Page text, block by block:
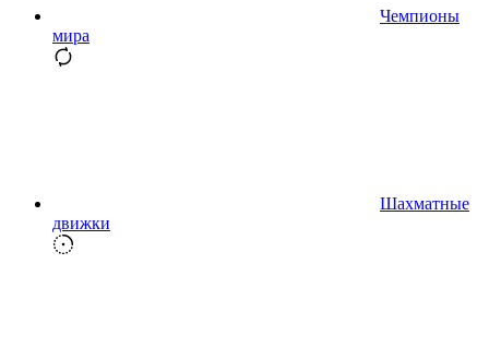
Чемпионы
мира
Шахматные
движки